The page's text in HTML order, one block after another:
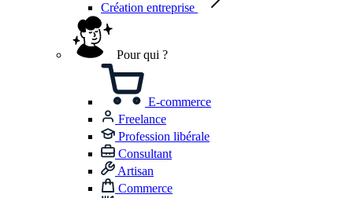
Création entreprise
Pour qui ?
E-commerce
Freelance
Profession libérale
Consultant
Artisan
Commerce